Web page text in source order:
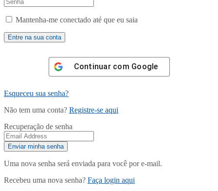
Mantenha-me conectado até que eu saia
Continuar com Google
Esqueceu sua senha?
Não tem uma conta? Registre-se aqui
Recuperação de senha
Uma nova senha será enviada para você por e-mail.
Recebeu uma nova senha? Faça login aqui